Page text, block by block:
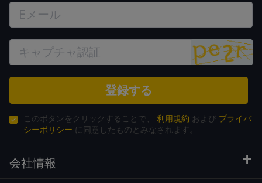
登録する
このボタンをクリックすることで、 利用規約 および プライバ
シーポリシー に同意したものとみなされます。
会社情報